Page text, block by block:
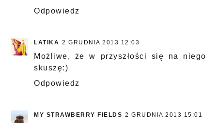
Odpowiedz
LATIKA 2 GRUDNIA 2013 12:03
Możliwe, że w przyszłości się na niego
skuszę:)
Odpowiedz
MY STRAWBERRY FIELDS 2 GRUDNIA 2013 15:01